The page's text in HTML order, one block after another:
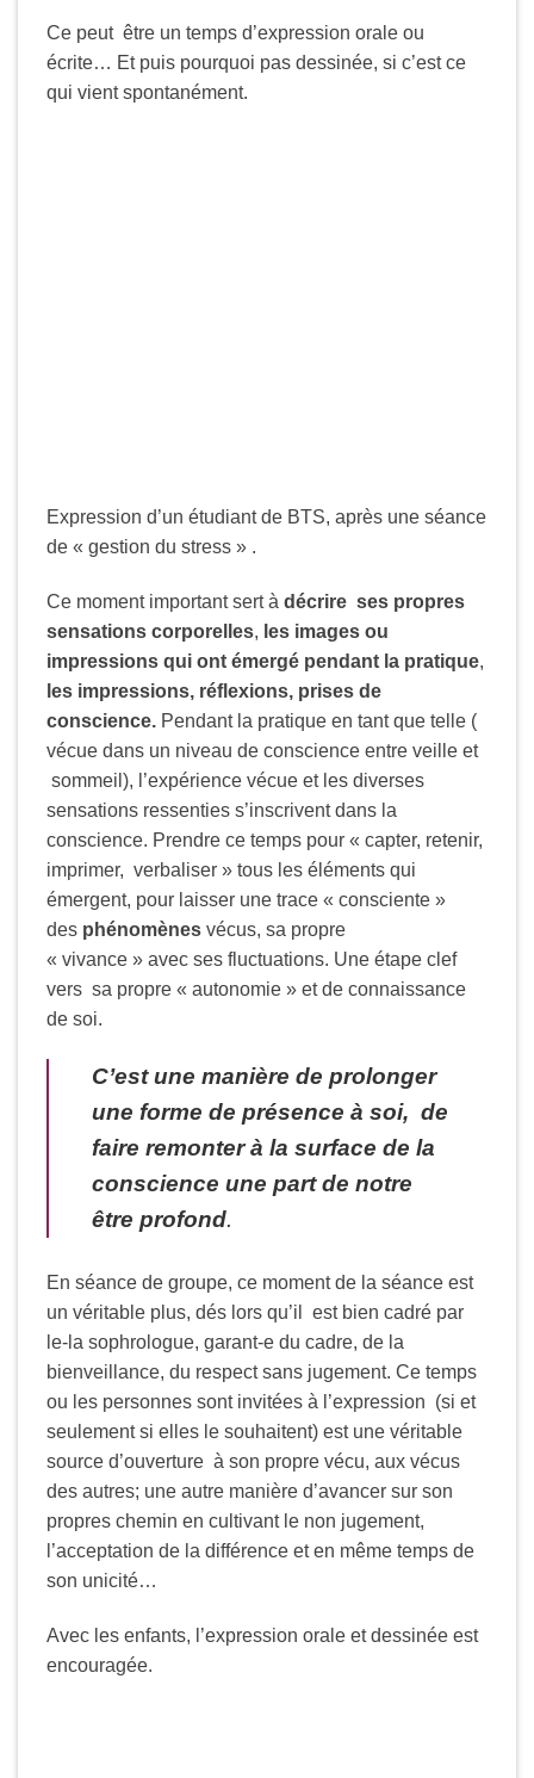
Ce peut être un temps d’expression orale ou
écrite… Et puis pourquoi pas dessinée, si c’est ce
qui vient spontanément.
Expression d’un étudiant de BTS, après une séance
de « gestion du stress » .
Ce moment important sert à décrire ses propres
sensations corporelles, les images ou
impressions qui ont émergé pendant la pratique,
les impressions, réflexions, prises de
conscience. Pendant la pratique en tant que telle (
vécue dans un niveau de conscience entre veille et
sommeil), l’expérience vécue et les diverses
sensations ressenties s’inscrivent dans la
conscience. Prendre ce temps pour « capter, retenir,
imprimer, verbaliser » tous les éléments qui
émergent, pour laisser une trace « consciente »
des phénomènes vécus, sa propre
« vivance » avec ses fluctuations. Une étape clef
vers sa propre « autonomie » et de connaissance
de soi.
C’est une manière de prolonger
une forme de présence à soi, de
faire remonter à la surface de la
conscience une part de notre
être profond.
En séance de groupe, ce moment de la séance est
un véritable plus, dés lors qu’il est bien cadré par
le-la sophrologue, garant-e du cadre, de la
bienveillance, du respect sans jugement. Ce temps
ou les personnes sont invitées à l’expression (si et
seulement si elles le souhaitent) est une véritable
source d’ouverture à son propre vécu, aux vécus
des autres; une autre manière d’avancer sur son
propres chemin en cultivant le non jugement,
l’acceptation de la différence et en même temps de
son unicité…
Avec les enfants, l’expression orale et dessinée est
encouragée.